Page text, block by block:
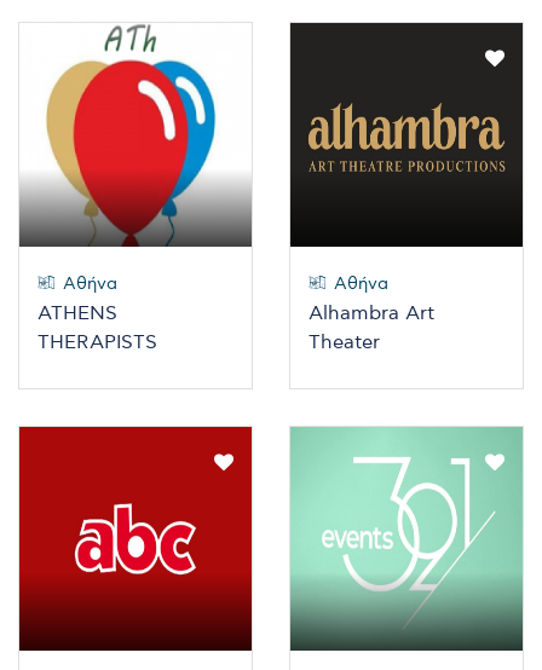
Αθήνα
ATHENS
THERAPISTS
Αθήνα
Alhambra Art
Theater